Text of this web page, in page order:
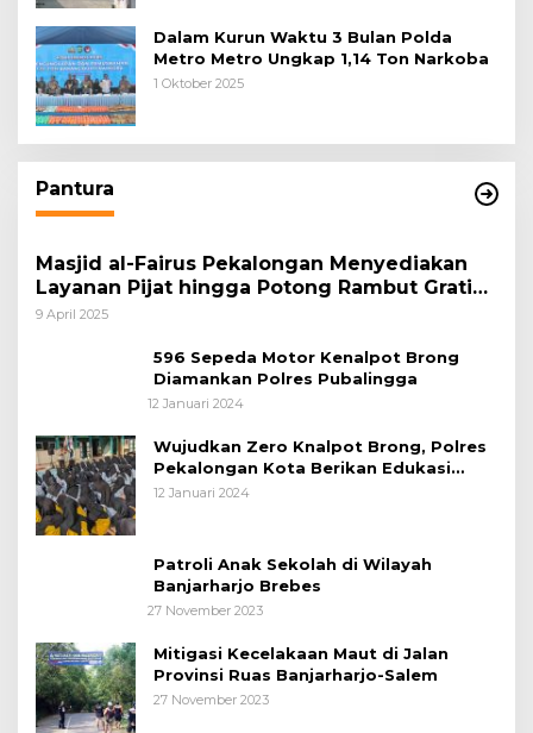
Dalam Kurun Waktu 3 Bulan Polda
Metro Metro Ungkap 1,14 Ton Narkoba
1 Oktober 2025
Pantura
Masjid al-Fairus Pekalongan Menyediakan
Layanan Pijat hingga Potong Rambut Gratis
bagi Pemudik Lebaran 2025
9 April 2025
596 Sepeda Motor Kenalpot Brong
Diamankan Polres Pubalingga
12 Januari 2024
Wujudkan Zero Knalpot Brong, Polres
Pekalongan Kota Berikan Edukasi
Kepada Pelajar
12 Januari 2024
Patroli Anak Sekolah di Wilayah
Banjarharjo Brebes
27 November 2023
Mitigasi Kecelakaan Maut di Jalan
Provinsi Ruas Banjarharjo-Salem
27 November 2023